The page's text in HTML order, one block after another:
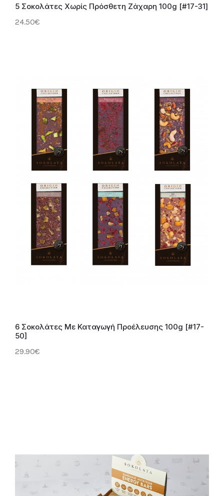
5 Σοκολάτες Χωρίς Πρόσθετη Ζάχαρη 100g [#17-31]
24.50€
6 Σοκολάτες Με Καταγωγή Προέλευσης 100g [#17-
50]
29.90€